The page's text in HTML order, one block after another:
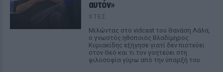
αυτόν»
ΧΤΕΣ
Μιλώντας στο vidcast του Θανάση Λάλα,
ο γνωστός ηθοποιός Βλαδίμηρος
Κυριακίδης εξήγησε γιατί δεν πιστεύει
στον Θεό και τι τον γοητεύει στη
φιλοσοφία γύρω από την ύπαρξή του.